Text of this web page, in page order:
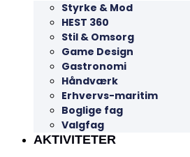
Styrke & Mod
HEST 360
Stil & Omsorg
Game Design
Gastronomi
Håndværk
Erhvervs-maritim
Boglige fag
Valgfag
AKTIVITETER